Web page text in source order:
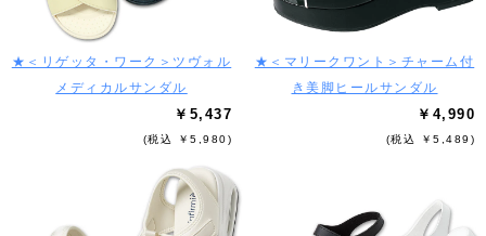
★＜リゲッタ・ワーク＞ツヴォル
メディカルサンダル
￥5,437
(税込 ￥5,980)
★＜マリークワント＞チャーム付
き美脚ヒールサンダル
￥4,990
(税込 ￥5,489)